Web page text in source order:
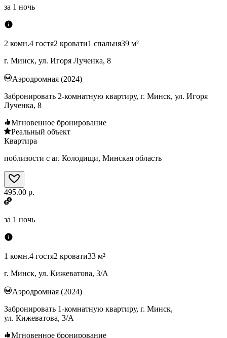
за 1 ночь
2 комн.4 гостя2 кровати1 спальня39 м²
г. Минск, ул. Игоря Лученка, 8
Аэродромная (2024)
Забронировать 2-комнатную квартиру, г. Минск, ул. Игоря
Лученка, 8
Мгновенное бронирование
Реальный объект
Квартира
поблизости с аг. Колодищи, Минская область
495.00 р.
за 1 ночь
1 комн.4 гостя2 кровати33 м²
г. Минск, ул. Кижеватова, 3/А
Аэродромная (2024)
Забронировать 1-комнатную квартиру, г. Минск,
ул. Кижеватова, 3/А
Мгновенное бронирование